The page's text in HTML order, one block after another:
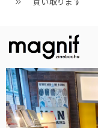
買い取ります